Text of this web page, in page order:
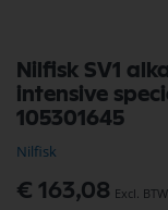
Nilfisk SV1
intensive
105301645
Nilfisk
€ 163,08
naar
het
begin
de
gallerij